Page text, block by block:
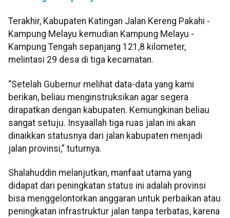
Terakhir, Kabupaten Katingan Jalan Kereng Pakahi -
Kampung Melayu kemudian Kampung Melayu -
Kampung Tengah sepanjang 121,8 kilometer,
melintasi 29 desa di tiga kecamatan.
“Setelah Gubernur melihat data-data yang kami
berikan, beliau menginstruksikan agar segera
dirapatkan dengan kabupaten. Kemungkinan beliau
sangat setuju. Insyaallah tiga ruas jalan ini akan
dinaikkan statusnya dari jalan kabupaten menjadi
jalan provinsi,” tuturnya.
Shalahuddin melanjutkan, manfaat utama yang
didapat dari peningkatan status ini adalah provinsi
bisa menggelontorkan anggaran untuk perbaikan atau
peningkatan infrastruktur jalan tanpa terbatas, karena